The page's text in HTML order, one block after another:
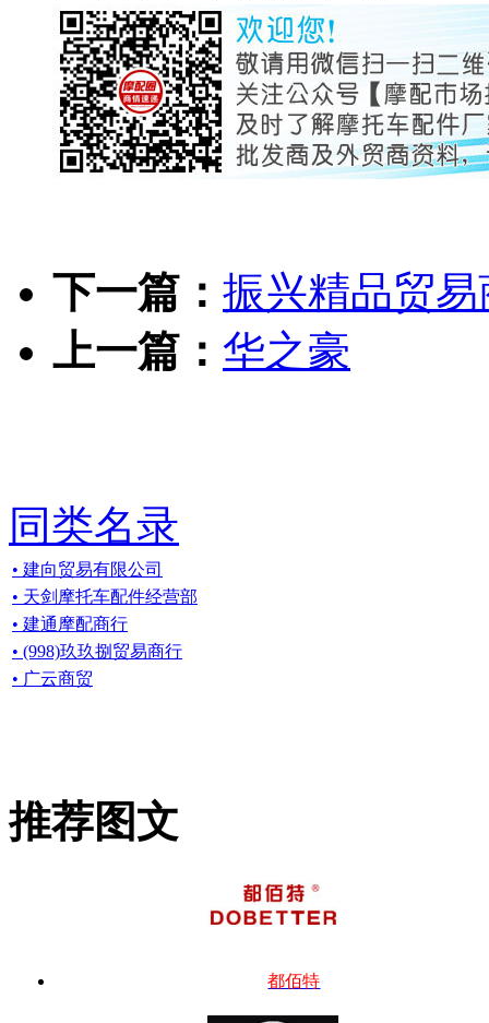
下一篇： 振兴精品贸易
上一篇： 华之豪
同类名录
• 建向贸易有限公司
• 天剑摩托车配件经营部
• 建通摩配商行
• (998)玖玖捌贸易商行
• 广云商贸
推荐图文
都佰特